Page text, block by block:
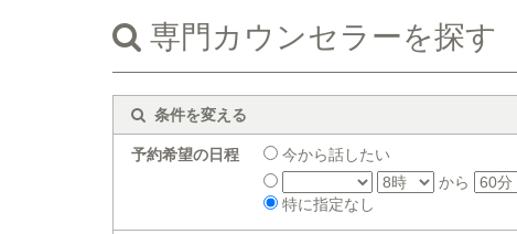
専門カウンセラーを探す
条件を変える
予約希望の日程
今から話したい
から
特に指定なし